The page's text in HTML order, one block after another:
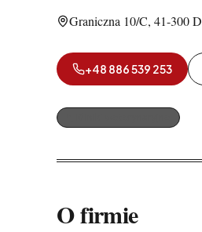
Graniczna 10/C, 41-300
+48 886 539 253
O firmie